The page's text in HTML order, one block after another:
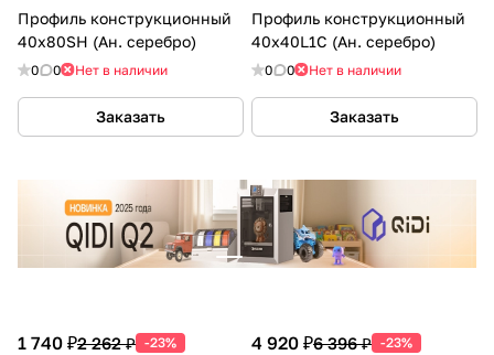
Профиль конструкционный
40х80SH (Ан. серебро)
0 0 Нет в наличии
Заказать
Профиль конструкционный
40х40L1C (Ан. серебро)
0 0 Нет в наличии
Заказать
1 740 ₽2 262 ₽ -23% 4 920 ₽6 396 ₽ -23%